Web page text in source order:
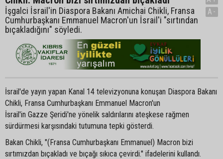
İşgalci İsrail'in Diaspora Bakanı Amichai Chikli, Fransa
Cumhurbaşkanı Emmanuel Macron'un İsrail'i "sırtından
bıçakladığını" söyledi.
A-
İsrail'de yayın yapan Kanal 14 televizyonuna konuşan Diaspora Bakanı
Chikli, Fransa Cumhurbaşkanı Emmanuel Macron'un
İsrail'in Gazze Şeridi'ne yönelik saldırılarını ateşkese rağmen
sürdürmesi karşısındaki tutumuna tepki gösterdi.
Bakan Chikli, "(Fransa Cumhurbaşkanı Emmanuel) Macron bizi
sırtımızdan bıçakladı ve bıçağı sıkıca çevirdi." ifadelerini kullandı.